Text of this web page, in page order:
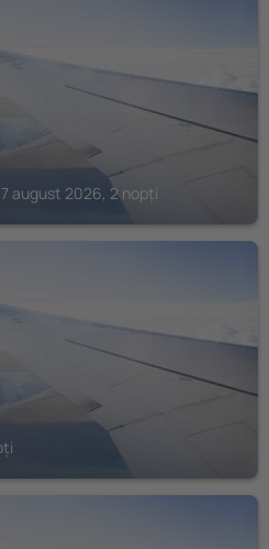
august 2026, 2 nopți